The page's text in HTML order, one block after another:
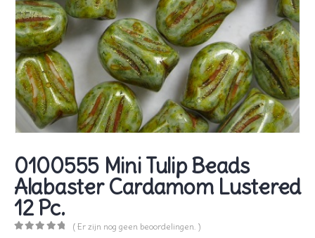
0100555 Mini Tulip Beads
Alabaster Cardamom Lustered
12 Pc.
( Er zijn nog geen beoordelingen. )